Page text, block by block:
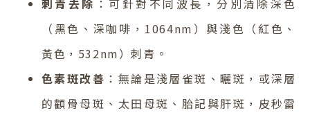
刺青去除 ：可針對不同波長，分別清除深色
（黑色、深咖啡，1064nm）與淺色（紅色、
黃色，532nm）刺青。
色素斑改善 ：無論是淺層雀斑、曬斑，或深層
的顴骨母斑、太田母斑、胎記與肝斑，皮秒雷